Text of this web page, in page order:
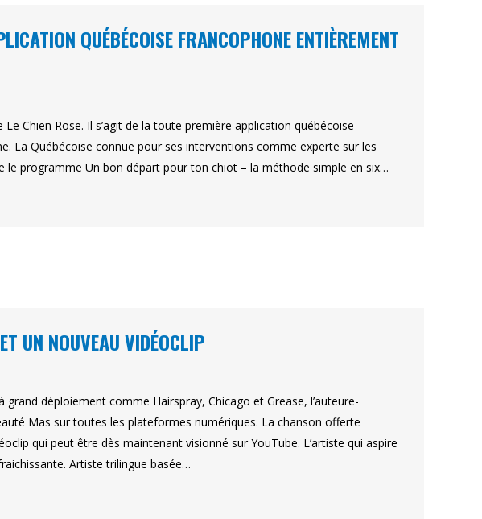
QUÉBÉCOISE FRANCOPHONE ENTIÈREMENT
Chien Rose. Il s’agit de la toute première application québécoise
La Québécoise connue pour ses interventions comme experte sur les
le programme Un bon départ pour ton chiot – la méthode simple en six…
UN NOUVEAU VIDÉOCLIP
grand déploiement comme Hairspray, Chicago et Grease, l’auteure-
Mas sur toutes les plateformes numériques. La chanson offerte
qui peut être dès maintenant visionné sur YouTube. L’artiste qui aspire
Artiste trilingue basée…